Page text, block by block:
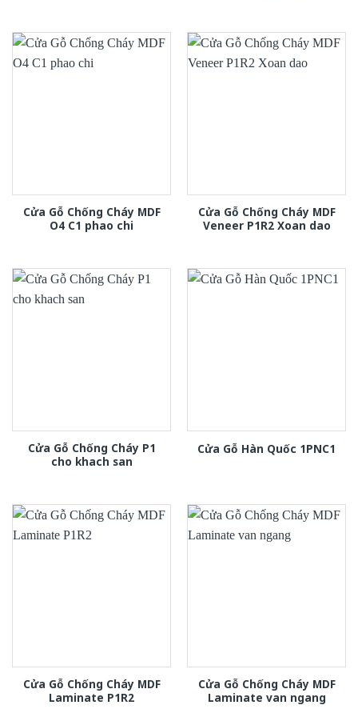
Cửa Gỗ Chống Cháy MDF
O4 C1 phao chi
Cửa Gỗ Chống Cháy MDF
Veneer P1R2 Xoan dao
Cửa Gỗ Chống Cháy P1
cho khach san
Cửa Gỗ Hàn Quốc 1PNC1
Cửa Gỗ Chống Cháy MDF
Laminate P1R2
Cửa Gỗ Chống Cháy MDF
Laminate van ngang